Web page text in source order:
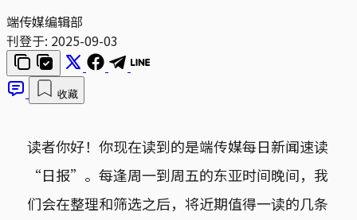
端传媒编辑部
刊登于: 2025-09-03
收藏
读者你好！你现在读到的是端传媒每日新闻速读
“日报”。每逢周一到周五的东亚时间晚间，我
们会在整理和筛选之后，将近期值得一读的几条